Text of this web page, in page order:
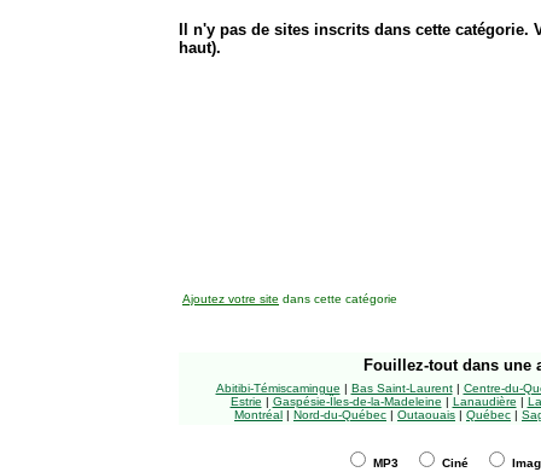
Il n'y pas de sites inscrits dans cette
haut).
Ajoutez votre site dans cette catégorie
Fouillez-tout dans une
Abitibi-Témiscamingue | Bas Saint-Laurent| Centre-du-
Estrie | Gaspésie-Îles-de-la-Madeleine | Lanaudière |
Montréal | Nord-du-Québec | Outaouais | Québec |
MP3 Ciné